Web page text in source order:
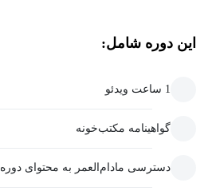
این دوره شامل:
1 ساعت ویدئو
گواهینامه مکتب‌خونه
دسترسی مادام‌العمر به محتوای دوره